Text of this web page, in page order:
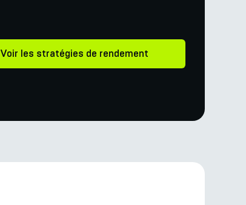
Voir les stratégies de rendement